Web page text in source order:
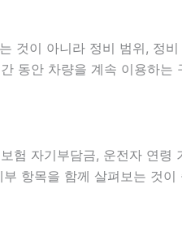
것이 아니라 정비 범위, 정
동안 차량을 계속 이용하
험 자기부담금, 운전자 연령
항목을 함께 살펴보는 것